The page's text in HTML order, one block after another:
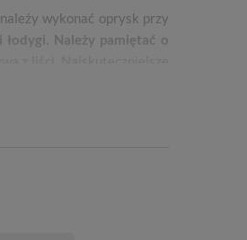
wykonać oprysk przy
Należy pamiętać o